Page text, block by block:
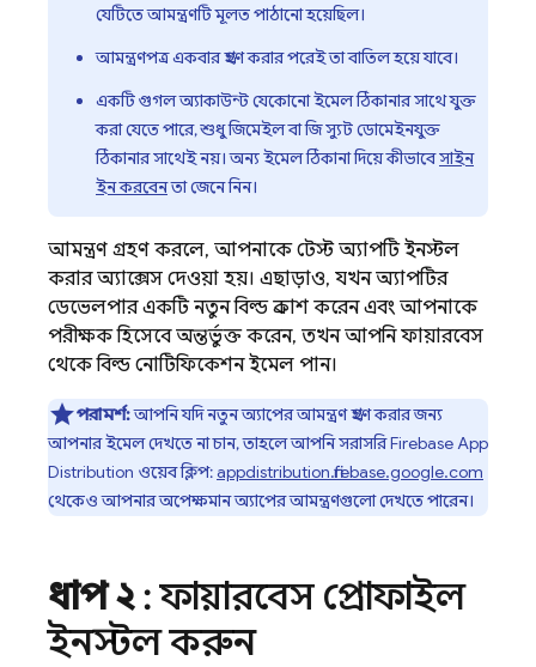
যেটিতে আমন্ত্রণটি মূলত পাঠানো হয়েছিল।
আমন্ত্রণপত্র একবার গ্রহণ করার পরেই তা বাতিল হয়ে যাবে।
একটি গুগল অ্যাকাউন্ট যেকোনো ইমেল ঠিকানার সাথে যুক্ত
করা যেতে পারে, শুধু জিমেইল বা জি স্যুট ডোমেইনযুক্ত
ঠিকানার সাথেই নয়। অন্য ইমেল ঠিকানা দিয়ে কীভাবেসাইন
ইন করবেনতা জেনে নিন।
আমন্ত্রণ গ্রহণ করলে, আপনাকে টেস্ট অ্যাপটি ইনস্টল
করার অ্যাক্সেস দেওয়া হয়। এছাড়াও, যখন অ্যাপটির
ডেভেলপার একটি নতুন বিল্ড প্রকাশ করেন এবং আপনাকে
পরীক্ষক হিসেবে অন্তর্ভুক্ত করেন, তখন আপনি ফায়ারবেস
থেকে বিল্ড নোটিফিকেশন ইমেল পান।
পরামর্শ:আপনি যদি নতুন অ্যাপের আমন্ত্রণ গ্রহণ করার জন্য
আপনার ইমেল দেখতে না চান, তাহলে আপনি সরাসরিFirebase App
Distribution ওয়েব ক্লিপ:appdistribution.firebase.google.com
থেকেও আপনার অপেক্ষমান অ্যাপের আমন্ত্রণগুলো দেখতে পারেন।
ধাপ ২: ফায়ারবেস প্রোফাইল
ইনস্টল করুন